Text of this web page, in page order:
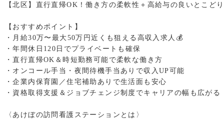
【北区】直行直帰OK！働き方の柔軟性＋高給与の良いとこど
【おすすめポイント】
・月給30万〜最大50万円近くも狙える高収入求人💰
・年間休日120日でプライベートも確保
・直行直帰OK＆時短勤務可能で柔軟な働き方
・オンコール手当・夜間待機手当ありで収入UP可能
・企業内保育園／住宅補助ありで生活面も安心
・資格取得支援＆ジョブチェンジ制度でキャリアの幅も広がる
〈あけぼの訪問看護ステーションとは〉